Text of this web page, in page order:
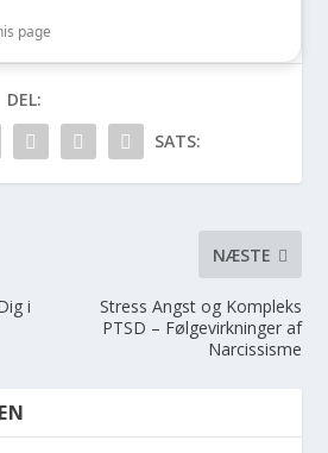
page
DEL:
SATS:
i
NÆSTE
Stress Angst og Kompleks
PTSD – Følgevirkninger af
Narcissisme